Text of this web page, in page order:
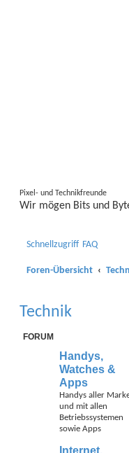
Pixel- und Technikfreunde
Wir mögen Bits und
Schnellzugriff FAQ
Foren-Übersicht
Technik
FORUM
Handys,
Watches &
Apps
Handys aller
und mit allen
Betriebssystemen
sowie Apps
Internet,